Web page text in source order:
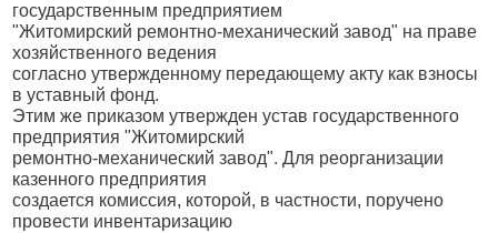
государственным предприятием
"Житомирский ремонтно-механический завод" на праве
хозяйственного ведения
согласно утвержденному передающему акту как взносы
в уставный фонд.
Этим же приказом утвержден устав государственного
предприятия "Житомирский
ремонтно-механический завод". Для реорганизации
казенного предприятия
создается комиссия, которой, в частности, поручено
провести инвентаризацию